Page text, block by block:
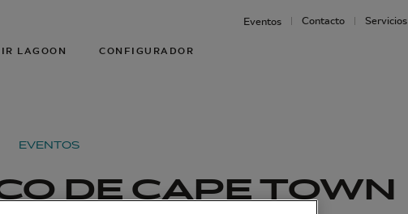
LAGOON CONFIGURADOR
Eventos Contacto Servicios
EVENTOS
DE CAPE TOWN